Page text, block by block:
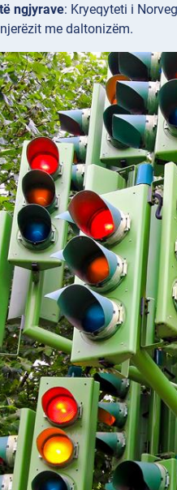
ngjyrave: Kryeqyteti i
me daltonizëm.